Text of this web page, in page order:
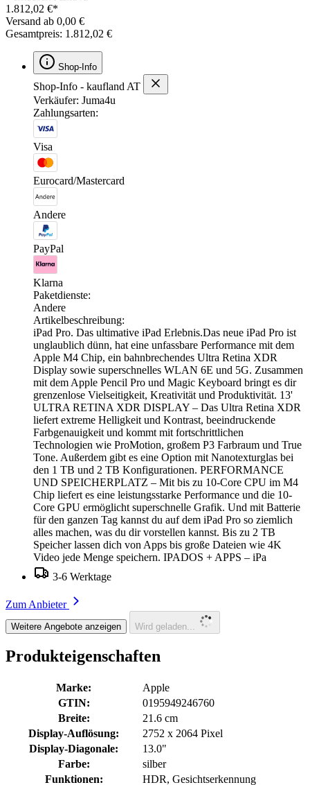
1.812,02 €*
Versand ab 0,00 €
Gesamtpreis: 1.812,02 €
Shop-Info
Shop-Info - kaufland AT
Verkäufer: Juma4u
Zahlungsarten:
Visa
Eurocard/Mastercard
Andere
PayPal
Klarna
Paketdienste:
Andere
Artikelbeschreibung:
iPad Pro. Das ultimative iPad Erlebnis.Das neue iPad Pro ist
unglaublich dünn, hat eine unfassbare Performance mit dem
Apple M4 Chip, ein bahnbrechendes Ultra Retina XDR
Display sowie superschnelles WLAN 6E und 5G. Zusammen
mit dem Apple Pencil Pro und Magic Keyboard bringt es dir
grenzenlose Vielseitigkeit, Kreativität und Produktivität. 13'
ULTRA RETINA XDR DISPLAY – Das Ultra Retina XDR
liefert extreme Helligkeit und Kontrast, beeindruckende
Farbgenauigkeit und kommt mit fortschrittlichen
Technologien wie ProMotion, großem P3 Farbraum und True
Tone. Außerdem gibt es eine Option mit Nanotexturglas bei
den 1 TB und 2 TB Konfigurationen. PERFORMANCE
UND SPEICHERPLATZ – Mit bis zu 10-Core CPU im M4
Chip liefert es eine leistungsstarke Performance und die 10-
Core GPU ermöglicht superschnelle Grafik. Und mit Batterie
für den ganzen Tag kannst du auf dem iPad Pro so ziemlich
alles machen, was du dir vorstellen kannst. Bis zu 2 TB
Speicher lassen dich von Apps bis große Dateien wie 4K
Video jede Menge speichern. IPADOS + APPS – iPa
3-6 Werktage
Zum Anbieter
Weitere Angebote anzeigen Wird geladen...
Produkteigenschaften
Marke:
Apple
GTIN:
0195949246760
Breite:
21.6 cm
Display-Auflösung:
2752 x 2064 Pixel
Display-Diagonale:
13.0"
Farbe:
silber
Funktionen:
HDR, Gesichtserkennung